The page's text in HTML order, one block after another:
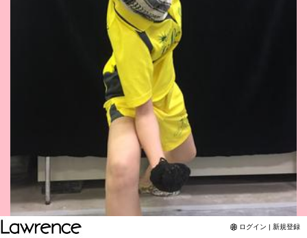
ログイン | 新規登録